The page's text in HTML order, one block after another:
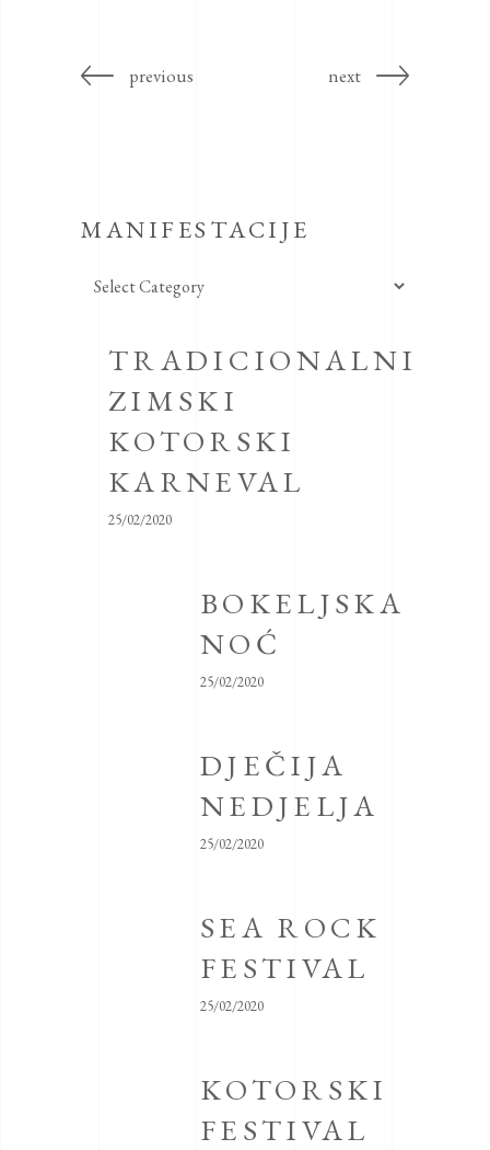
previous next
MANIFESTACIJE
TRADICIONALNI
ZIMSKI
KOTORSKI
KARNEVAL
25/02/2020
BOKELJSKA
NOĆ
25/02/2020
DJEČIJA
NEDJELJA
25/02/2020
SEA ROCK
FESTIVAL
25/02/2020
KOTORSKI
FESTIVAL